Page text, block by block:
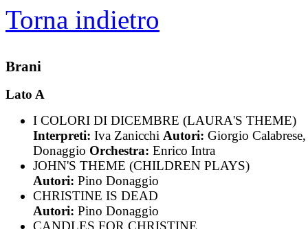
Torna indietro
Brani
Lato A
I COLORI DI DICEMBRE (LAURA'S THEME)
Interpreti: Iva Zanicchi Autori: Giorgio
Donaggio Orchestra: Enrico Intra
JOHN'S THEME (CHILDREN PLAYS)
Autori: Pino Donaggio
CHRISTINE IS DEAD
Autori: Pino Donaggio
CANDLES FOR CHRISTINE